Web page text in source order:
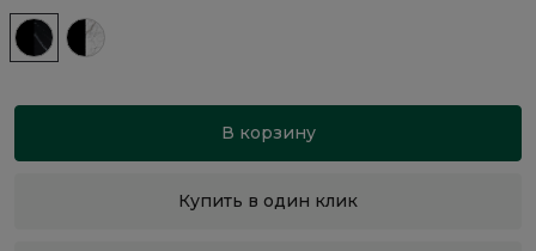
В корзину
Купить в один клик